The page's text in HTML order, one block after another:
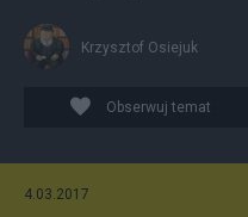
Krzysztof Osiejuk
Obserwuj temat
4.03.2017